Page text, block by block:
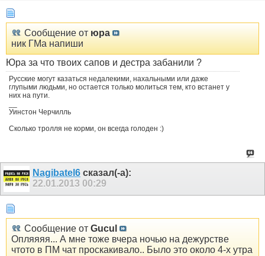
Сообщение от юра
ник ГМа напиши
Юра за что твоих сапов и дестра забанили ?
Русские могут казаться недалекими, нахальными или даже
глупыми людьми, но остается только молиться тем, кто встанет у
них на пути.
Уинстон Черчилль
Сколько тролля не корми, он всегда голоден :)
Nagibatel6 сказал(-а):
22.01.2013 00:29
Сообщение от Gucul
Опляяяя... А мне тоже вчера ночью на дежурстве
чтото в ПМ чат проскакивало.. Было это около 4-х утра